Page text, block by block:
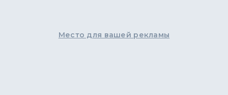
Место для вашей рекламы